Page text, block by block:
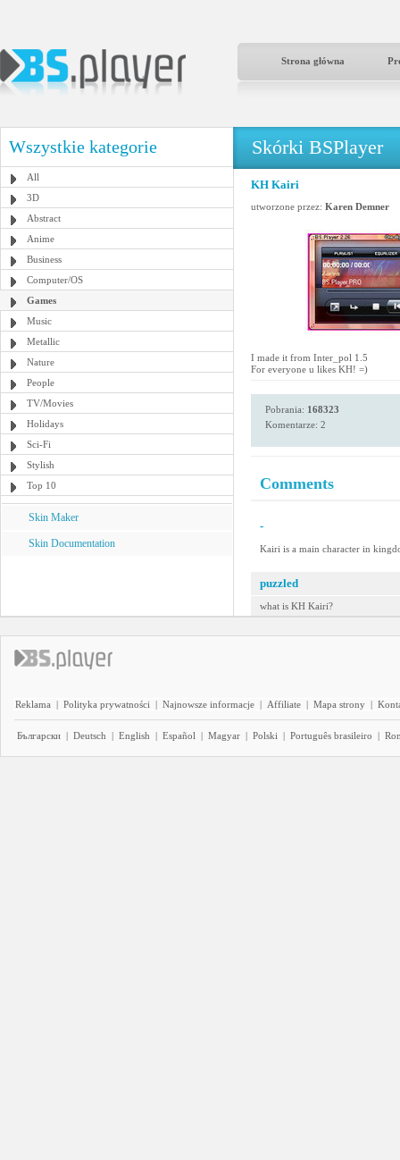
Strona główna
Wszystkie kategorie
All
3D
Abstract
Anime
Business
Computer/OS
Games
Music
Metallic
Nature
People
TV/Movies
Holidays
Sci-Fi
Stylish
Top 10
Skin Maker
Skin Documentation
Skórki BSPlayer
KH Kairi
utworzone przez: Karen Demner
I made it from Inter_pol 1.5
For everyone u likes KH! =)
Pobrania: 168323
Komentarze: 2
Comments
-
Kairi is a main character in
puzzled
what is KH Kairi?
Reklama | Polityka prywatności | Najnowsze informacje | Affiliate | Mapa strony |
Български | Deutsch | English | Español | Magyar | Polski | Português brasileiro |